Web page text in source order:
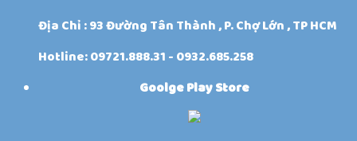
Địa Chỉ : 93 Đường Tân Thành , P. Chợ Lớn , TP HCM
Hotline: 09721.888.31 - 0932.685.258
Goolge Play Store